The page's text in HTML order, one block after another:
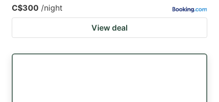
C$300 /night
View deal